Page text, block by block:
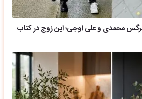
محمدی و علی اوجی؛ این زوج در کتاب